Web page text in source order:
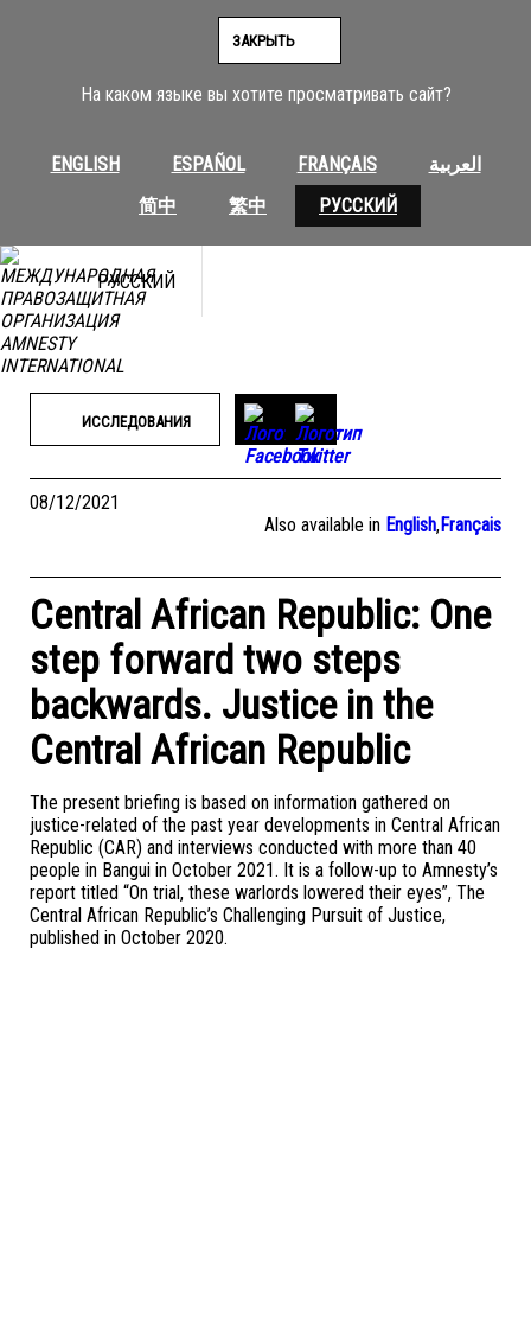
На каком языке вы хотите просматривать сайт?
ENGLISH ESPAÑOL FRANÇAIS
العربية
简中
繁中 РУССКИЙ
ЗАКРЫТЬ
РУССКИЙ
ИССЛЕДОВАНИЯ
08/12/2021
Also available in English,Français
Central African Republic: One
step forward two steps
backwards. Justice in the
Central African Republic
The present briefing is based on information gathered on
justice-related of the past year developments in Central African
Republic (CAR) and interviews conducted with more than 40
people in Bangui in October 2021. It is a follow-up to Amnesty’s
report titled “On trial, these warlords lowered their eyes”, The
Central African Republic’s Challenging Pursuit of Justice,
published in October 2020.